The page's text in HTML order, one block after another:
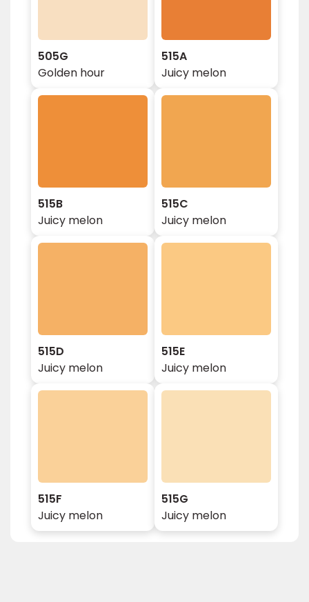
505G
Golden hour
515A
Juicy melon
515B
Juicy melon
515C
Juicy melon
515D
Juicy melon
515E
Juicy melon
515F
Juicy melon
515G
Juicy melon